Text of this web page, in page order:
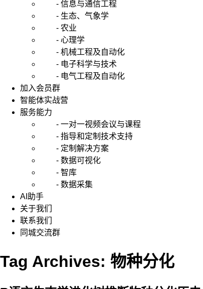
- 信息与通信工程
- 生态、气象学
- 农业
- 心理学
- 机械工程及自动化
- 电子科学与技术
- 电气工程及自动化
加入会员群
智能体实战营
服务能力
- 一对一视频会议与课程
- 指导和定制技术支持
- 定制解决方案
- 数据可视化
- 智库
- 数据采集
AI助手
关于我们
联系我们
同城交流群
Tag Archives: 物种分化